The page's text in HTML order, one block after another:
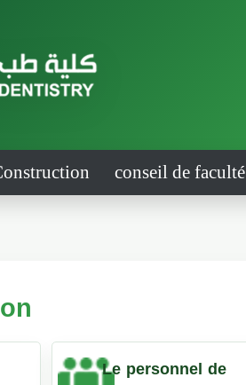
conseil de faculté
Le personnel de